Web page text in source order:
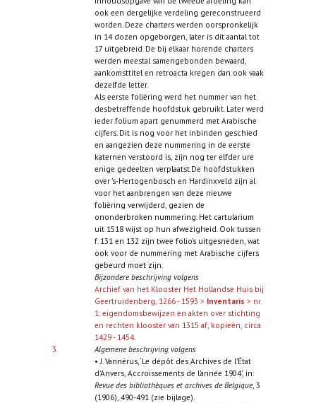
ook een dergelijke verdeling gereconstrueerd
worden. Deze charters werden oorspronkelijk
in 14 dozen opgeborgen, later is dit aantal tot
17 uitgebreid. De bij elkaar horende charters
werden meestal samengebonden bewaard,
aankomsttitel en retroacta kregen dan ook vaak
dezelfde letter.
Als eerste foliëring werd het nummer van het
desbetreffende hoofdstuk gebruikt. Later werd
ieder folium apart genummerd met Arabische
cijfers. Dit is nog voor het inbinden geschied
en aangezien deze nummering in de eerste
katernen verstoord is, zijn nog ter elfder ure
enige gedeelten verplaatst.De hoofdstukken
over 's-Hertogenbosch en Hardinxveld zijn al
voor het aanbrengen van deze nieuwe
foliëring verwijderd, gezien de
ononderbroken nummering. Het cartularium
uit 1518 wijst op hun afwezigheid. Ook tussen
f. 131 en 132 zijn twee folio's uitgesneden, wat
ook voor de nummering met Arabische cijfers
gebeurd moet zijn.
Bijzondere beschrijving volgens
Archief van het Klooster Het Hollandse Huis bij
Geertruidenberg, 1266 - 1593 > Inventaris > nr.
1: eigendomsbewijzen en akten over stichting
en rechten klooster van 1315 af, kopieën, circa
1429 - 1454.
3.
Algemene beschrijving volgens
• J. Vannérus, ‘Le dépôt des Archives de l’État
d’Anvers, Accroissements de l’année 1904’, in:
Revue des bibliothèques et archives de Belgique, 3
(1906), 490-491 (zie bijlage).